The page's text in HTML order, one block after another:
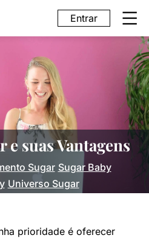
Entrar
e suas Vantagens
Sugar Sugar Baby
Universo Sugar
prioridade é oferecer